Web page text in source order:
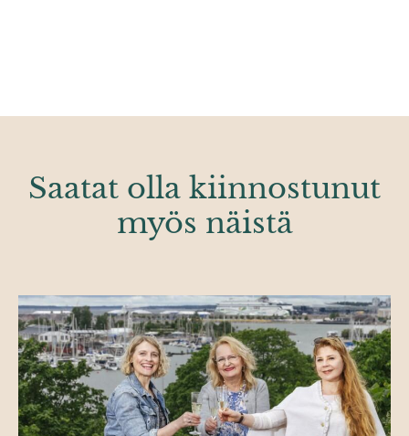
Saatat olla kiinnostunut
myös näistä